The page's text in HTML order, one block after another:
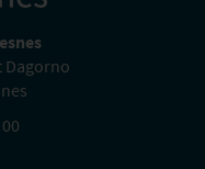
Dagorno